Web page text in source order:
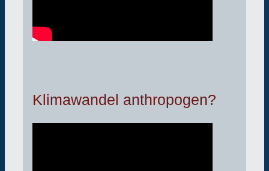
Klimawandel anthropogen?